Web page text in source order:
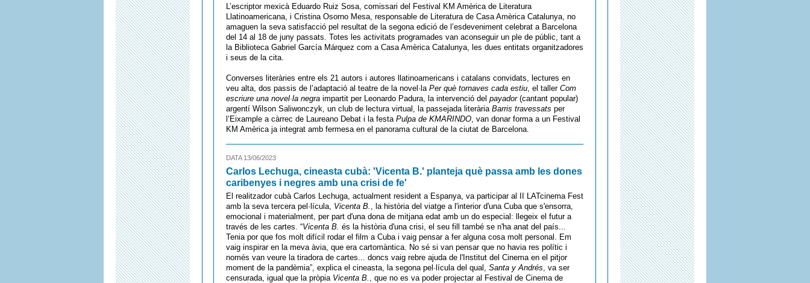
L’escriptor mexicà Eduardo Ruiz Sosa, comissari del Festival KM Amèrica de Literatura
Llatinoamericana, i Cristina Osorno Mesa, responsable de Literatura de Casa Amèrica Catalunya, no
amaguen la seva satisfacció pel resultat de la segona edició de l’esdeveniment celebrat a Barcelona
del 14 al 18 de juny passats. Totes les activitats programades van aconseguir un ple de públic, tant a
la Biblioteca Gabriel García Márquez com a Casa Amèrica Catalunya, les dues entitats organitzadores
i seus de la cita.
Converses literàries entre els 21 autors i autores llatinoamericans i catalans convidats, lectures en
veu alta, dos passis de l’adaptació al teatre de la novel·la Per què tornaves cada estiu, el taller Com
escriure una novel·la negra impartit per Leonardo Padura, la intervenció del payador(cantant popular)
argentí Wilson Saliwonczyk, un club de lectura virtual, la passejada literària Barris travessats per
l’Eixample a càrrec de Laureano Debat i la festa Pulpa de KMARINDO, van donar forma a un Festival
KM Amèrica ja integrat amb fermesa en el panorama cultural de la ciutat de Barcelona.
DATA 13/06/2023
Carlos Lechuga, cineasta cubà: 'Vicenta B.' planteja què passa amb les dones
caribenyes i negres amb una crisi de fe'
El realitzador cubà Carlos Lechuga, actualment resident a Espanya, va participar al II LATcinema Fest
amb la seva tercera pel·lícula, Vicenta B. , la història del viatge a l'interior d'una Cuba que s'ensorra,
emocional i materialment, per part d'una dona de mitjana edat amb un do especial: llegeix el futur a
través de les cartes. “Vicenta B. és la història d'una crisi, el seu fill també se n'ha anat del país...
Tenia por que fos molt difícil rodar el film a Cuba i vaig pensar a fer alguna cosa molt personal. Em
vaig inspirar en la meva àvia, que era cartomàntica. No sé si van pensar que no havia res polític i
només van veure la tiradora de cartes... doncs vaig rebre ajuda de l'Institut del Cinema en el pitjor
moment de la pandèmia”, explica el cineasta, la segona pel·lícula del qual, Santa y Andrés, va ser
censurada, igual que la pròpia Vicenta B. , que no es va poder projectar al Festival de Cinema de